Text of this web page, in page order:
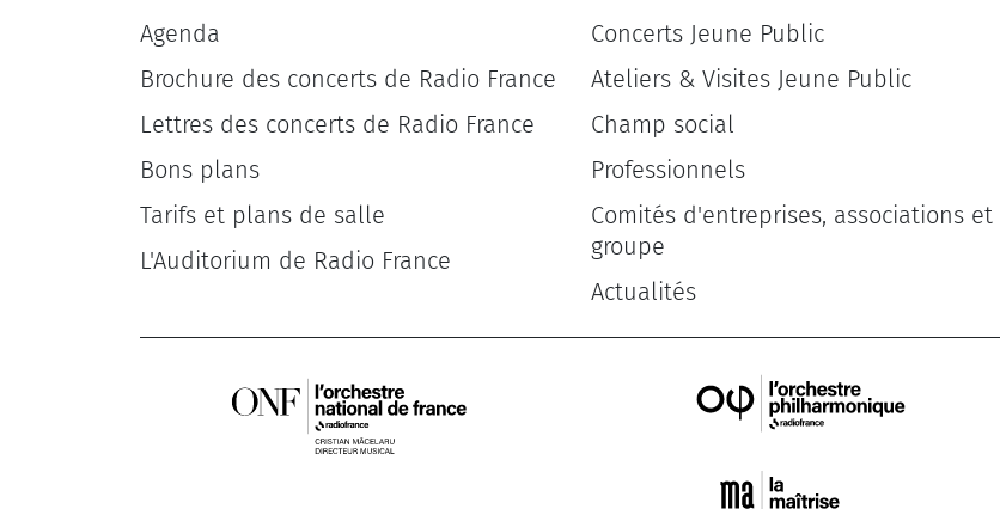
Agenda
Brochure des concerts de Radio France
Lettres des concerts de Radio France
Bons plans
Tarifs et plans de salle
L'Auditorium de Radio France
Concerts Jeune Public
Ateliers & Visites Jeune Public
Champ social
Professionnels
Comités d'entreprises, associations et
groupe
Actualités